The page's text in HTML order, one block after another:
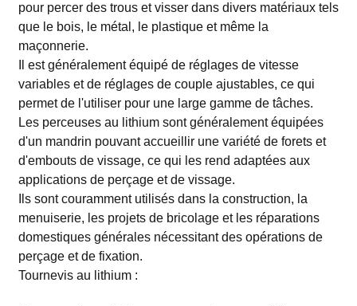
pour percer des trous et visser dans divers matériaux tels
que le bois, le métal, le plastique et même la
maçonnerie.
Il est généralement équipé de réglages de vitesse
variables et de réglages de couple ajustables, ce qui
permet de l'utiliser pour une large gamme de tâches.
Les perceuses au lithium sont généralement équipées
d'un mandrin pouvant accueillir une variété de forets et
d'embouts de vissage, ce qui les rend adaptées aux
applications de perçage et de vissage.
Ils sont couramment utilisés dans la construction, la
menuiserie, les projets de bricolage et les réparations
domestiques générales nécessitant des opérations de
perçage et de fixation.
Tournevis au lithium :